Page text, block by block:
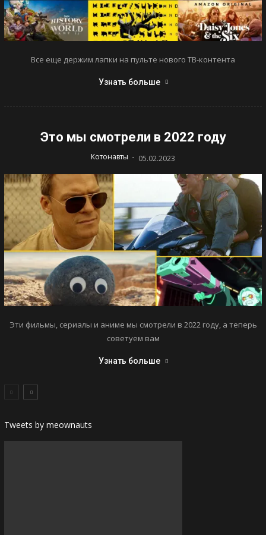
Все еще держим лапки на пульте нового ТВ-контента
Узнать больше
Это мы смотрели в 2022 году
Котонавты - 05.02.2023
Эти фильмы, сериалы и аниме мы смотрели в 2022 году, а теперь
советуем вам
Узнать больше
Tweets by meownauts